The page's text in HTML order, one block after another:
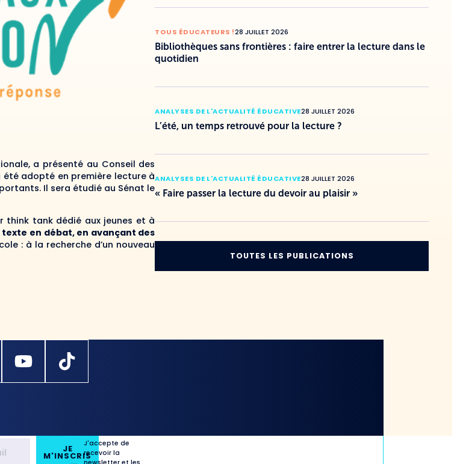
a présenté au Conseil des
été adopté en première lecture à
Il sera étudié au Sénat le
think tank dédié aux jeunes et à
en débat, en avançant des
: à la recherche d’un nouveau
TOUS ÉDUCATEURS !28 JUILLET 2026
Bibliothèques sans frontières : faire entrer la lecture dans le
quotidien
ANALYSES DE L'ACTUALITÉ ÉDUCATIVE28 JUILLET 2026
L’été, un temps retrouvé pour la lecture ?
ANALYSES DE L'ACTUALITÉ ÉDUCATIVE28 JUILLET 2026
« Faire passer la lecture du devoir au plaisir »
TOUTES LES PUBLICATIONS
JE
M'INSCRIS
J'accepte de
recevoir la